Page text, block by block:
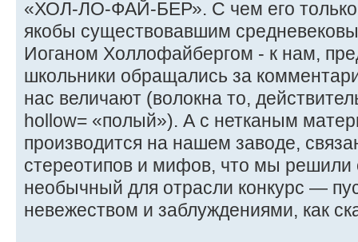
«ХОЛ-ЛО-ФАЙ-БЕР». С чем его
якобы существовавшим
Иоганом Холлофайбергом - к нам,
школьники обращались за
нас величают (волокна то,
hollow= «полый»). А с нетканым
производится на нашем заводе,
стереотипов и мифов, что мы решили
необычный для отрасли конкурс —
невежеством и заблуждениями, как